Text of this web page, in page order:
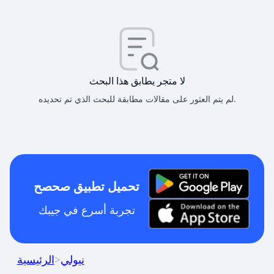
لا متجر يطابق هذا البحث
لم يتم العثور على مقالات مطابقة للبحث الذي تم تحديده.
تحميل تطبيق صحصح
تجربة أسرع في جيبك
الرئيسية>نيولي